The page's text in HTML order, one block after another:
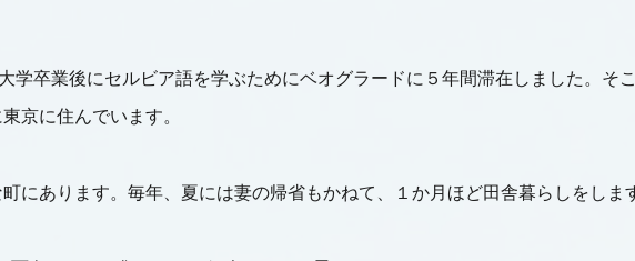
学卒業後にセルビア語を学ぶためにベオグラードに５年間滞在しました。そ
京に住んでいます。
にあります。毎年、夏には妻の帰省もかねて、１か月ほど田舎暮らしをしま